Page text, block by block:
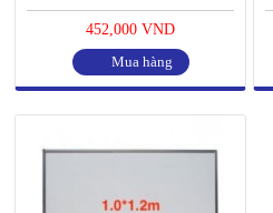
452,000 VND
Mua hàng